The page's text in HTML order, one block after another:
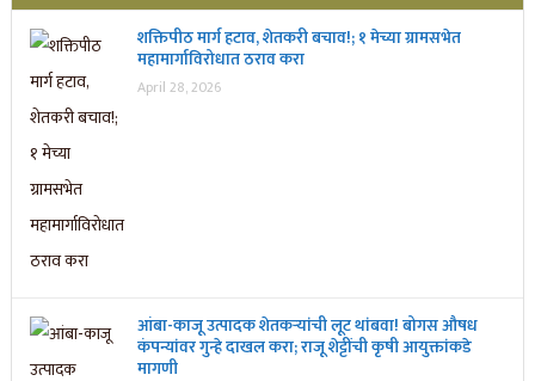
शक्तिपीठ मार्ग हटाव, शेतकरी बचाव!; १ मेच्या ग्रामसभेत
महामार्गाविरोधात ठराव करा
April 28, 2026
आंबा-काजू उत्पादक शेतकऱ्यांची लूट थांबवा! बोगस औषध
कंपन्यांवर गुन्हे दाखल करा; राजू शेट्टींची कृषी आयुक्तांकडे
मागणी